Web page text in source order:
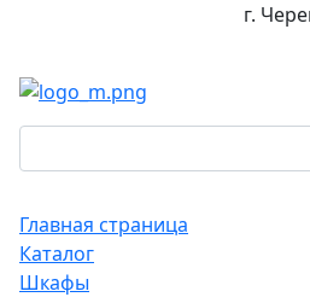
г.
Главная страница
Каталог
Шкафы